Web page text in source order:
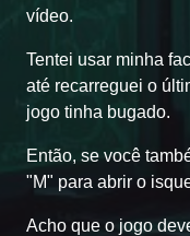
vídeo.
Tentei usar minha
até recarreguei o
jogo tinha bugado.
Então, se você
"M" para abrir o
Acho que o jogo